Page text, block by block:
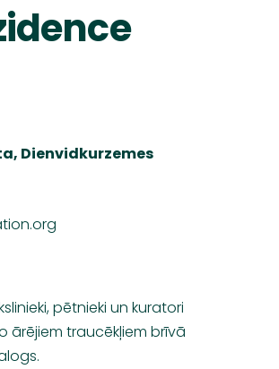
Dienvidkurzemes
pētnieki un kuratori
ārējiem traucēkļiem brīvā